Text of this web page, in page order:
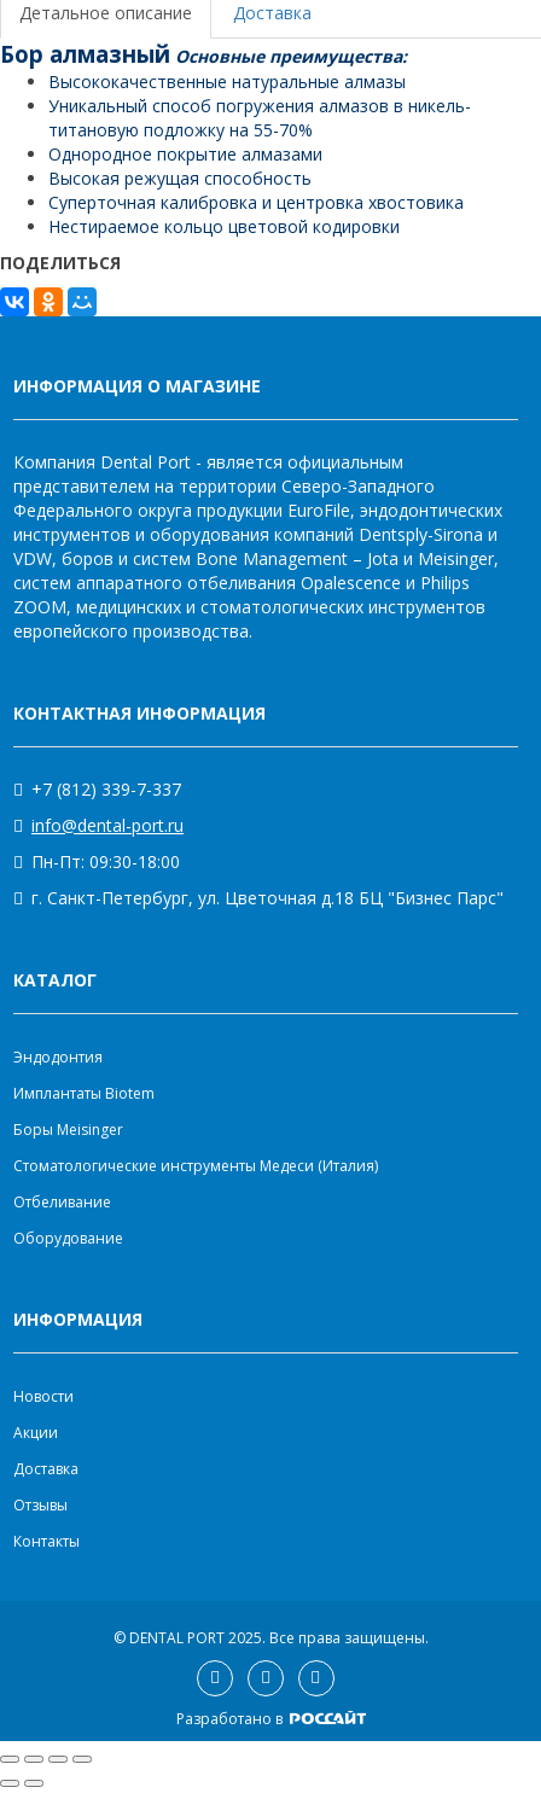
шт)
Детальное описание Доставка
Бор алмазный Основные преимущества:
Высококачественные натуральные алмазы
Уникальный способ погружения алмазов в никель-
титановую подложку на 55-70%
Однородное покрытие алмазами
Высокая режущая способность
Суперточная калибровка и центровка хвостовика
Нестираемое кольцо цветовой кодировки
ПОДЕЛИТЬСЯ
ИНФОРМАЦИЯ О МАГАЗИНЕ
Компания Dental Port - является официальным
представителем на территории Северо-Западного
Федерального округа продукции EuroFile, эндодонтических
инструментов и оборудования компаний Dentsply-Sirona и
VDW, боров и систем Bone Management – Jota и Meisinger,
систем аппаратного отбеливания Opalescence и Philips
ZOOM, медицинских и стоматологических инструментов
европейского производства.
КОНТАКТНАЯ ИНФОРМАЦИЯ
+7 (812) 339-7-337
info@dental-port.ru
Пн-Пт: 09:30-18:00
г. Санкт-Петербург, ул. Цветочная д.18 БЦ "Бизнес Парс"
КАТАЛОГ
Эндодонтия
Имплантаты Biotem
Боры Meisinger
Стоматологические инструменты Медеси (Италия)
Отбеливание
Оборудование
ИНФОРМАЦИЯ
Новости
Акции
Доставка
Отзывы
Контакты
© DENTAL PORT 2025. Все права защищены.
Разработано в